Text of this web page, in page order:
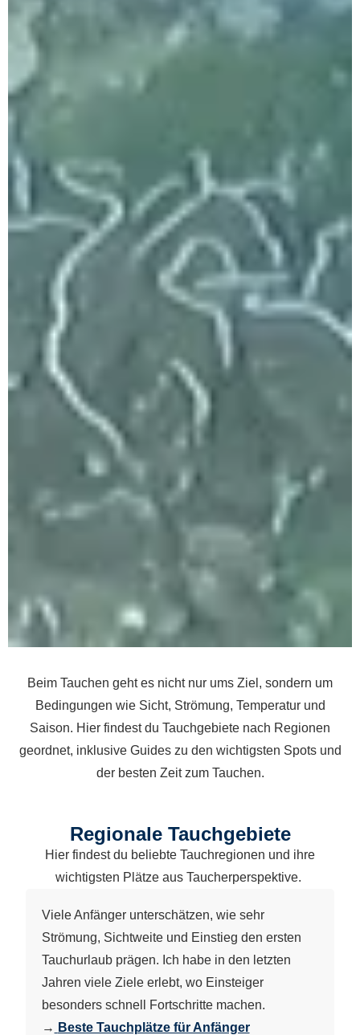
Beim Tauchen geht es nicht nur ums Ziel, sondern um
Bedingungen wie Sicht, Strömung, Temperatur und
Saison. Hier findest du Tauchgebiete nach Regionen
geordnet, inklusive Guides zu den wichtigsten Spots und
der besten Zeit zum Tauchen.
Regionale Tauchgebiete
Hier findest du beliebte Tauchregionen und ihre
wichtigsten Plätze aus Taucherperspektive.
Viele Anfänger unterschätzen, wie sehr
Strömung, Sichtweite und Einstieg den ersten
Tauchurlaub prägen. Ich habe in den letzten
Jahren viele Ziele erlebt, wo Einsteiger
besonders schnell Fortschritte machen.
→ Beste Tauchplätze für Anfänger